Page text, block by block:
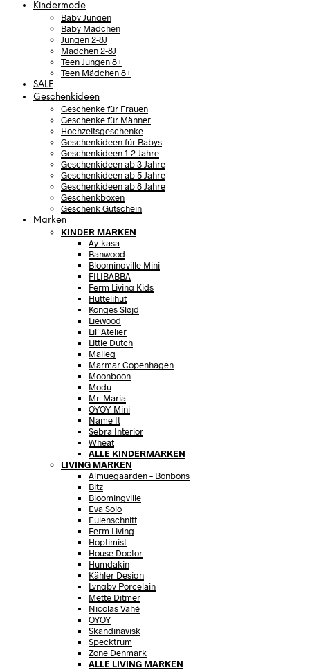
Kindermode
Baby Jungen
Baby Mädchen
Jungen 2-8J
Mädchen 2-8J
Teen Jungen 8+
Teen Mädchen 8+
SALE
Geschenkideen
Geschenke für Frauen
Geschenke für Männer
Hochzeitsgeschenke
Geschenkideen für Babys
Geschenkideen 1-2 Jahre
Geschenkideen ab 3 Jahre
Geschenkideen ab 5 Jahre
Geschenkideen ab 8 Jahre
Geschenkboxen
Geschenk Gutschein
Marken
KINDER MARKEN
Ay-kasa
Banwood
Bloomingville Mini
FILIBABBA
Ferm Living Kids
Huttelihut
Konges Sløjd
Liewood
Lil’ Atelier
Little Dutch
Maileg
Marmar Copenhagen
Moonboon
Modu
Mr. Maria
OYOY Mini
Name It
Sebra Interior
Wheat
ALLE KINDERMARKEN
LIVING MARKEN
Almuegaarden – Bonbons
Bitz
Bloomingville
Eva Solo
Eulenschnitt
Ferm Living
Hoptimist
House Doctor
Humdakin
Kähler Design
Lyngby Porcelain
Mette Ditmer
Nicolas Vahé
OYOY
Skandinavisk
Specktrum
Zone Denmark
ALLE LIVING MARKEN